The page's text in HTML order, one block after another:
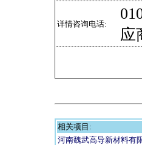
详情咨询电话:
应
相关项目:
河南魏武高导新材料有